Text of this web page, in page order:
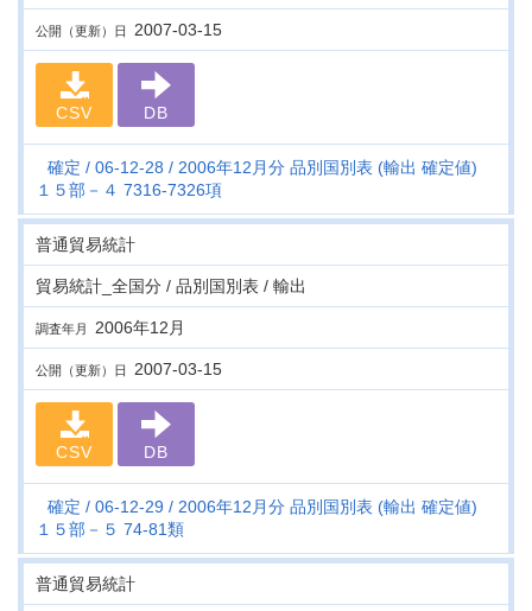
公開（更新）日 2007-03-15
CSV DB
確定 06-12-28
2006年12月分 品別国別表 (輸出 確定値)
１５部－４ 7316-7326項
普通貿易統計
貿易統計_全国分 / 品別国別表 / 輸出
調査年月 2006年12月
公開（更新）日 2007-03-15
CSV DB
確定 06-12-29
2006年12月分 品別国別表 (輸出 確定値)
１５部－５ 74-81類
普通貿易統計